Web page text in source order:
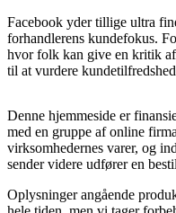
Facebook yder tillige ultra
forhandlerens kundefokus.
hvor folk kan give en kritik
til at vurdere
Denne hjemmeside er
med en gruppe af online
virksomhedernes varer, og
sender videre udfører en
Oplysninger angående